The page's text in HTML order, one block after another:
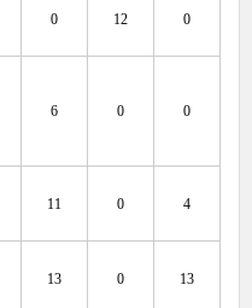
0 12 0
6 0 0
11 0 4
13 0 13